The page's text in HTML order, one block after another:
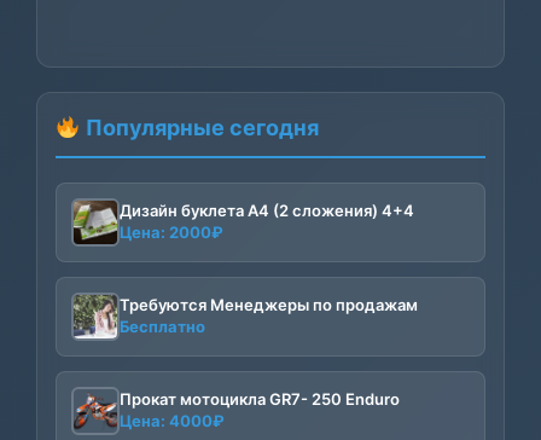
Популярные сегодня
Дизайн буклета А4 (2 сложения) 4+4
Цена: 2000₽
Требуются Менеджеры по продажам
Бесплатно
Прокат мотоцикла GR7- 250 Enduro
Цена: 4000₽